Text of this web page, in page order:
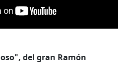
del gran Ramón